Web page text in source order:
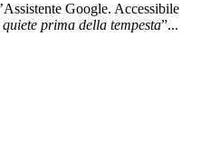
Google. Accessibile
prima della tempesta”...